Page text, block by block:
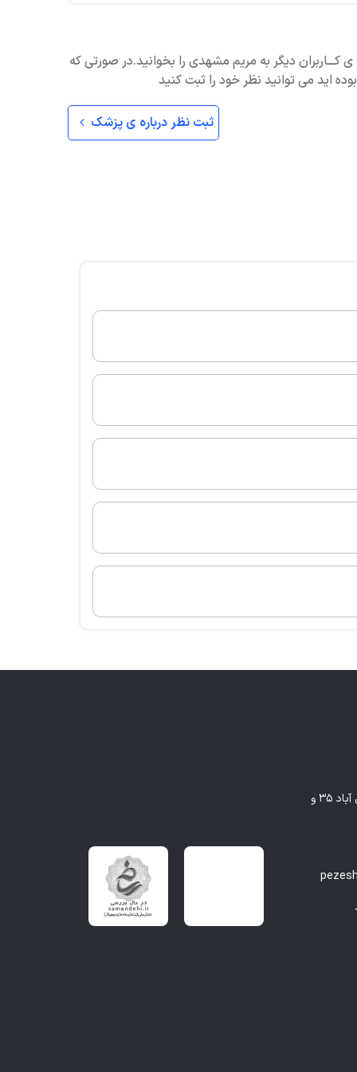
کـــاربران دیگر به مریم مشهدی را بخوانید.در صورتی که
اید می توانید نظر خود را ثبت کنید
ثبت نظر درباره ی پزشک
مشهد - بلوار وکیل آباد، بین وکیل آباد ۳۵ و